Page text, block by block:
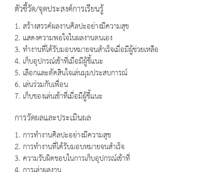
ตัวชี้วัด/จุดประสงค์การเรียนรู้
1. สร้างสรรค์ผลงานศิลปะอย่างมีความสุข
2. แสดงความพอใจในผลงานตนเอง
3. ทำงานที่ได้รับมอบหมายจนสำเร็จเมื่อมีผู้ช่วยเหลือ
4. เก็บอุปกรณ์เข้าที่เมื่อมีผู้ชี้แนะ
5. เลือกและตัดสินใจเล่นมุมประสบการณ์
6. เล่นร่วมกับเพื่อน
7. เก็บของเล่นเข้าที่เมื่อมีผู้ชี้แนะ
การวัดผลและประเมินผล
1. การทำงานศิลปะอย่างมีความสุข
2. การทำงานที่ได้รับมอบหมายจนสำเร็จ
3. ความรับผิดชอบในการเก็บอุปกรณ์เข้าที่